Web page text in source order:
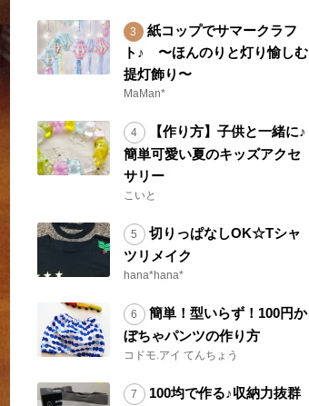
紙コップでサマークラフ
ト♪ 〜ほんのりと灯り愉しむ
提灯飾り〜
MaMan*
【作り方】子供と一緒に♪
簡単可愛い夏のキッズアクセ
サリー
こいと
切りっぱなしOK☆Tシャ
ツリメイク
hana*hana*
簡単！型いらず！100円か
ぼちゃパンツの作り方
コドモ.アイ てんちょう
100均で作る♪収納力抜群